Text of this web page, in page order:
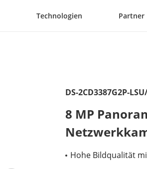
Technologien Partner
DS-2CD3387G2P-
8 MP
Hohe Bildqualität